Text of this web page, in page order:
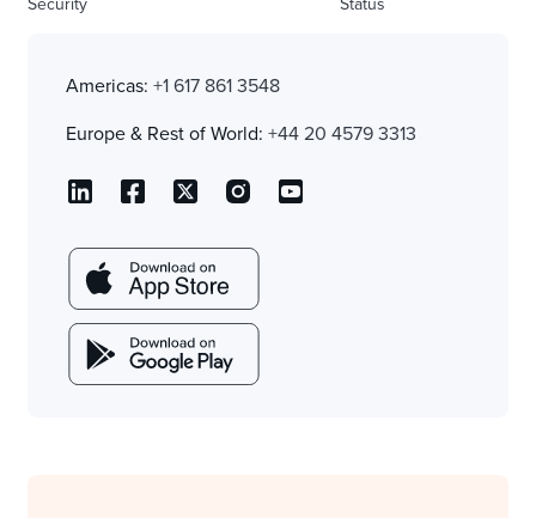
Security Status
Americas: +1 617 861 3548
Europe & Rest of World: +44 20 4579 3313